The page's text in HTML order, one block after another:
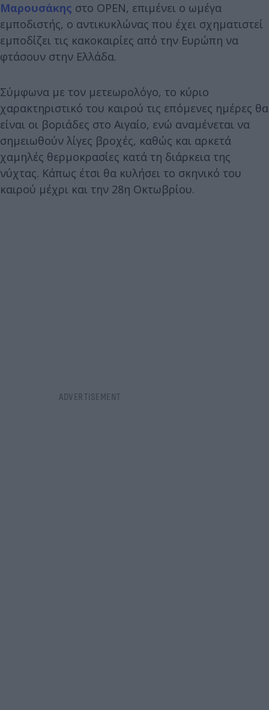
Μαρουσάκης στο OPEN, επιμένει ο ωμέγα
εμποδιστής, ο αντικυκλώνας που έχει σχηματιστεί
εμποδίζει τις κακοκαιρίες από την Ευρώπη να
φτάσουν στην Ελλάδα.
Σύμφωνα με τον μετεωρολόγο, το κύριο
χαρακτηριστικό του καιρού τις επόμενες ημέρες θα
είναι οι βοριάδες στο Αιγαίο, ενώ αναμένεται να
σημειωθούν λίγες βροχές, καθώς και αρκετά
χαμηλές θερμοκρασίες κατά τη διάρκεια της
νύχτας. Κάπως έτσι θα κυλήσει το σκηνικό του
καιρού μέχρι και την 28η Οκτωβρίου.